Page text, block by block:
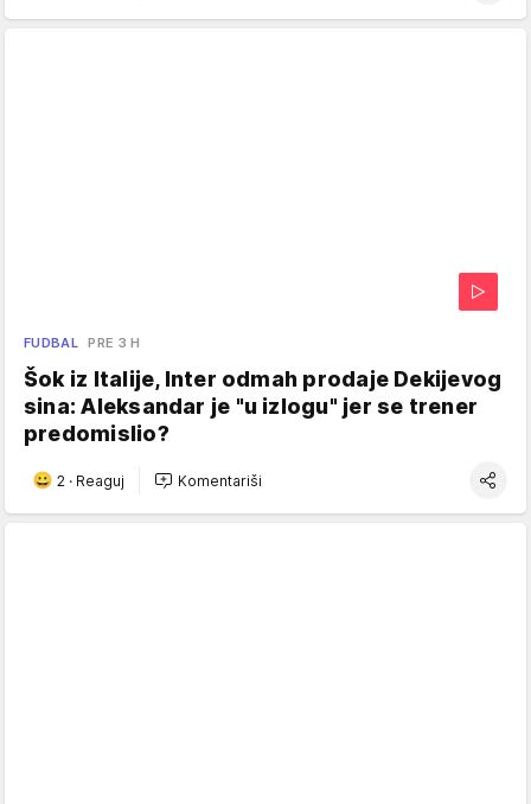
FUDBAL PRE 3 H
Šok iz Italije, Inter odmah prodaje Dekijevog
sina: Aleksandar je "u izlogu" jer se trener
predomislio?
2 · Reaguj Komentariši